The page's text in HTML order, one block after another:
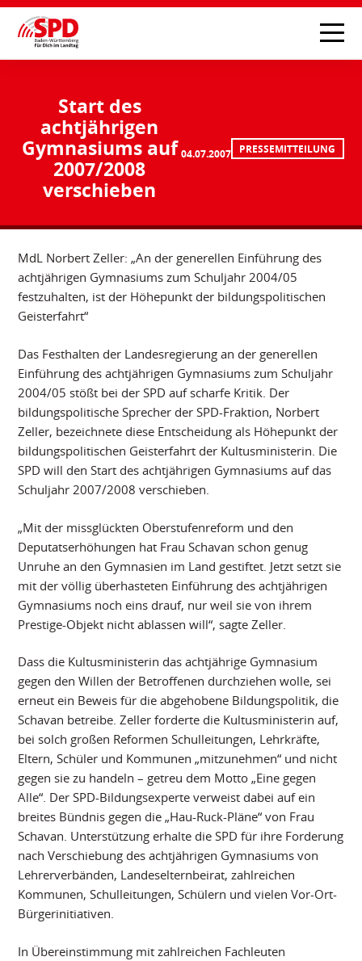
Start des
achtjährigen
Gymnasiums auf
2007/2008
verschieben
04.07.2007 PRESSEMITTEILUNG
MdL Norbert Zeller: „An der generellen Einführung des
achtjährigen Gymnasiums zum Schuljahr 2004/05
festzuhalten, ist der Höhepunkt der bildungspolitischen
Geisterfahrt“
Das Festhalten der Landesregierung an der generellen
Einführung des achtjährigen Gymnasiums zum Schuljahr
2004/05 stößt bei der SPD auf scharfe Kritik. Der
bildungspolitische Sprecher der SPD-Fraktion, Norbert
Zeller, bezeichnete diese Entscheidung als Höhepunkt der
bildungspolitischen Geisterfahrt der Kultusministerin. Die
SPD will den Start des achtjährigen Gymnasiums auf das
Schuljahr 2007/2008 verschieben.
„Mit der missglückten Oberstufenreform und den
Deputatserhöhungen hat Frau Schavan schon genug
Unruhe an den Gymnasien im Land gestiftet. Jetzt setzt sie
mit der völlig überhasteten Einführung des achtjährigen
Gymnasiums noch eins drauf, nur weil sie von ihrem
Prestige-Objekt nicht ablassen will“, sagte Zeller.
Dass die Kultusministerin das achtjährige Gymnasium
gegen den Willen der Betroffenen durchziehen wolle, sei
erneut ein Beweis für die abgehobene Bildungspolitik, die
Schavan betreibe. Zeller forderte die Kultusministerin auf,
bei solch großen Reformen Schulleitungen, Lehrkräfte,
Eltern, Schüler und Kommunen „mitzunehmen“ und nicht
gegen sie zu handeln – getreu dem Motto „Eine gegen
Alle“. Der SPD-Bildungsexperte verweist dabei auf ein
breites Bündnis gegen die „Hau-Ruck-Pläne“ von Frau
Schavan. Unterstützung erhalte die SPD für ihre Forderung
nach Verschiebung des achtjährigen Gymnasiums von
Lehrerverbänden, Landeselternbeirat, zahlreichen
Kommunen, Schulleitungen, Schülern und vielen Vor-Ort-
Bürgerinitiativen.
In Übereinstimmung mit zahlreichen Fachleuten